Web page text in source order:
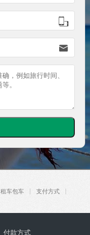


租车包车
支付方式
付款方式